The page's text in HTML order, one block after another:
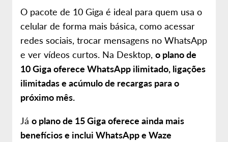
O pacote de 10 Giga é ideal para quem usa o
celular de forma mais básica, como acessar
redes sociais, trocar mensagens no WhatsApp
e ver vídeos curtos. Na Desktop, o plano de
10 Giga oferece WhatsApp ilimitado, ligações
ilimitadas e acúmulo de recargas para o
próximo mês.
Já o plano de 15 Giga oferece ainda mais
benefícios e inclui WhatsApp e Waze